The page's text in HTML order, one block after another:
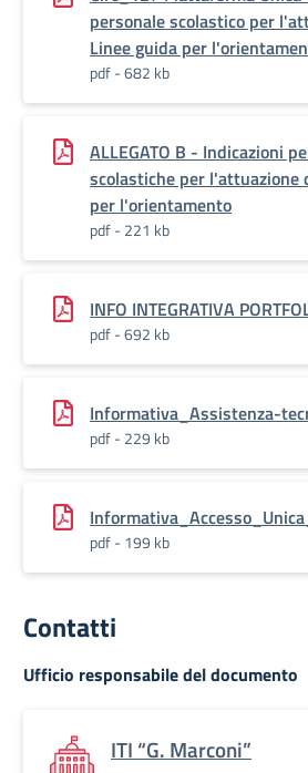
personale scolastico per
Linee guida per
pdf - 682 kb
ALLEGATO B - Indicazioni
scolastiche per l'attuazione
per l'orientamento
pdf - 221 kb
INFO INTEGRATIVA
pdf - 692 kb
Informativa_Assistenza-
pdf - 229 kb
pdf - 199 kb
Contatti
Ufficio responsabile del documento
ITI “G. Marconi”